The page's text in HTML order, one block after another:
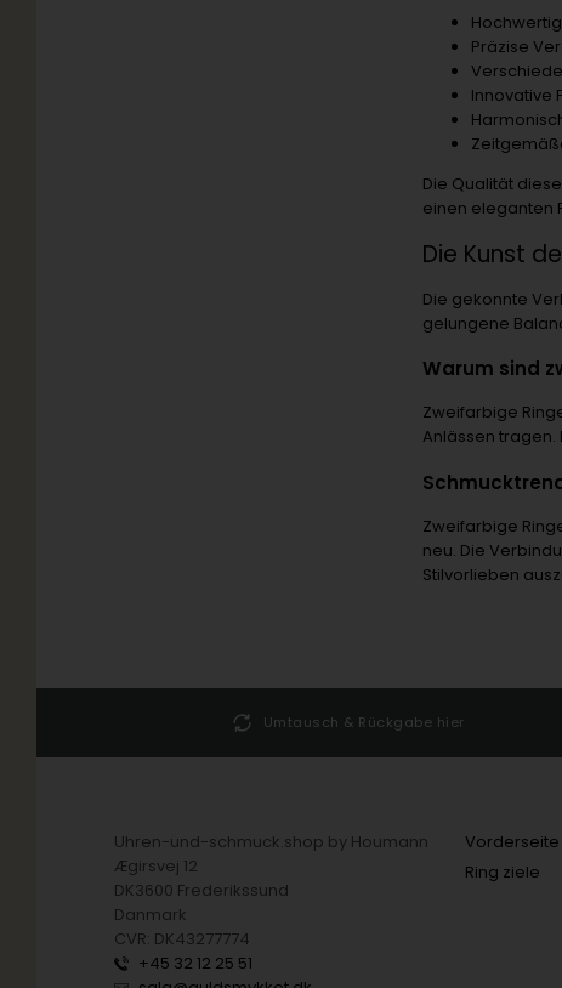
Präzise
Innovative
Die Qualität
einen eleganten
Die Kunst
Die gekonnte
gelungene
Warum sind
Zweifarbige
Anlässen
Zweifarbige
neu. Die
Stilvorlieben
Umtausch & Rückgabe hier
Uhren-und-schmuck.shop by Houmann
Ægirsvej 12
DK3600 Frederikssund
Danmark
CVR: DK43277774
+45 32 12 25 51
Vorderseite
Ring ziele